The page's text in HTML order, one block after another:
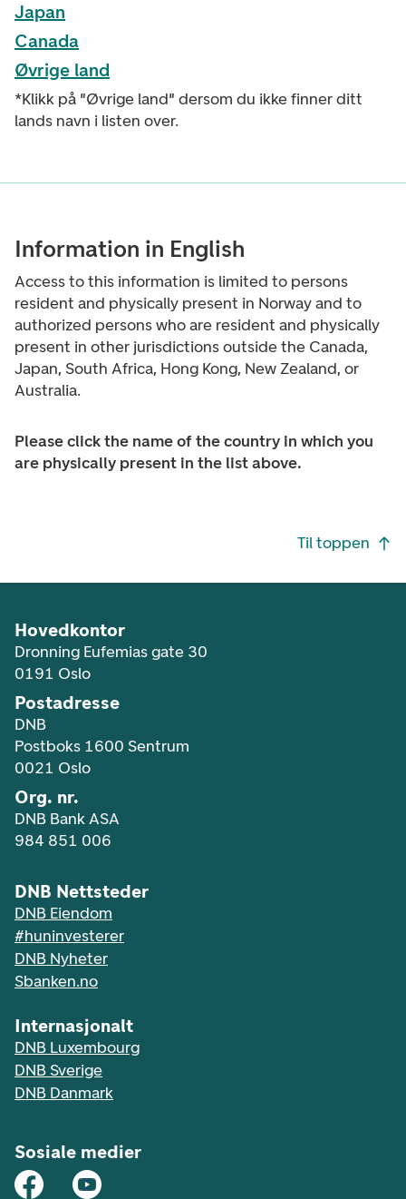
Japan
Canada
Øvrige land
*Klikk på "Øvrige land" dersom du ikke finner ditt
lands navn i listen over.
Information in English
Access to this information is limited to persons
resident and physically present in Norway and to
authorized persons who are resident and physically
present in other jurisdictions outside the Canada,
Japan, South Africa, Hong Kong, New Zealand, or
Australia.
Please click the name of the country in which you
are physically present in the list above.
Til toppen
Hovedkontor
Dronning Eufemias gate 30
0191 Oslo
Postadresse
DNB
Postboks 1600 Sentrum
0021 Oslo
Org. nr.
DNB Bank ASA
984 851 006
DNB Nettsteder
DNB Eiendom
#huninvesterer
DNB Nyheter
Sbanken.no
Internasjonalt
DNB Luxembourg
DNB Sverige
DNB Danmark
Sosiale medier